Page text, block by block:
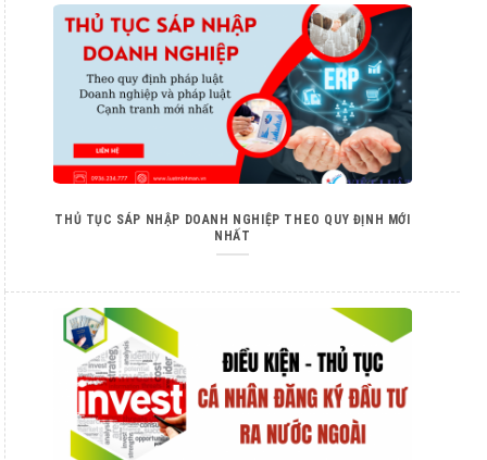
THỦ TỤC SÁP NHẬP DOANH NGHIỆP THEO QUY ĐỊNH MỚI
NHẤT